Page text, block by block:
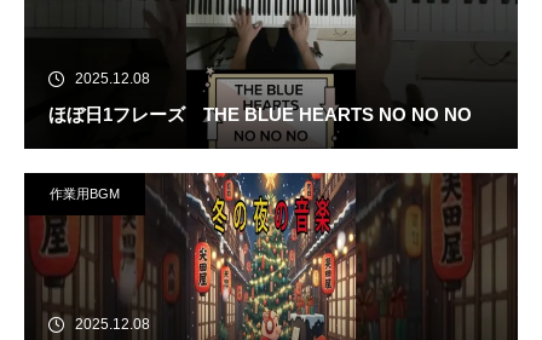
2025.12.08
ほぼ日1フレーズ THE BLUE HEARTS NO NO NO
作業用BGM
2025.12.08